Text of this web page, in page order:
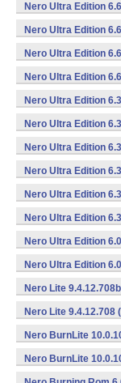
Nero Ultra Edition
Nero Ultra Edition
Nero Ultra Edition
Nero Ultra Edition
Nero Ultra Edition
Nero Ultra Edition
Nero Ultra Edition
Nero Ultra Edition
Nero Ultra Edition
Nero Ultra Edition
Nero Ultra Edition
Nero Ultra Edition
Nero Lite
Nero Lite 9.4.12.708
Nero BurnLite
Nero BurnLite